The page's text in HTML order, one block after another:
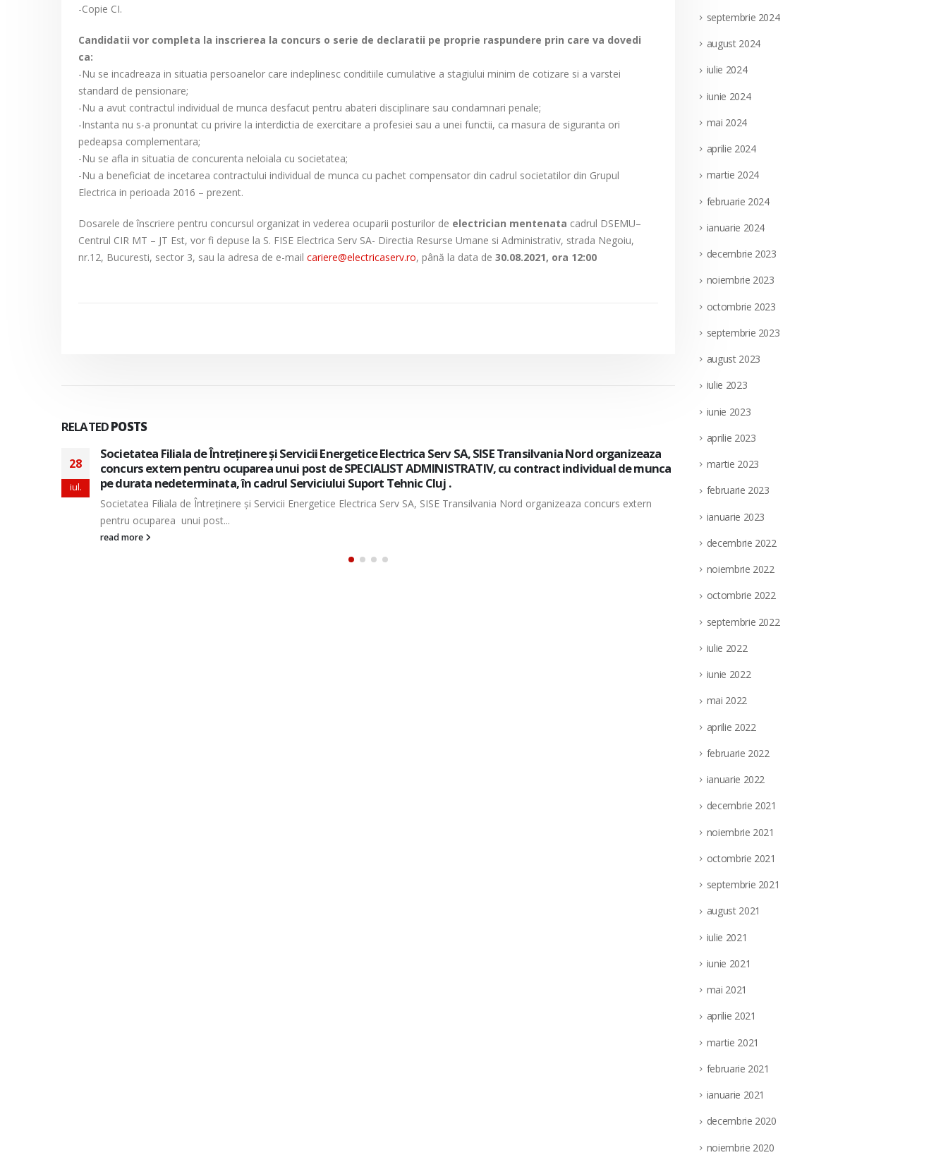
-Copie CI.
Candidatii vor completa la inscrierea la concurs o serie de declaratii pe proprie raspundere prin care va dovedi
ca:
-Nu se incadreaza in situatia persoanelor care indeplinesc conditiile cumulative a stagiului minim de cotizare si a varstei
standard de pensionare;
-Nu a avut contractul individual de munca desfacut pentru abateri disciplinare sau condamnari penale;
-Instanta nu s-a pronuntat cu privire la interdictia de exercitare a profesiei sau a unei functii, ca masura de siguranta ori
pedeapsa complementara;
-Nu se afla in situatia de concurenta neloiala cu societatea;
-Nu a beneficiat de incetarea contractului individual de munca cu pachet compensator din cadrul societatilor din Grupul
Electrica in perioada 2016 – prezent.
Dosarele de înscriere pentru concursul organizat in vederea ocuparii posturilor de electrician mentenata cadrul DSEMU–
Centrul CIR MT – JT Est, vor fi depuse la S. FISE Electrica Serv SA- Directia Resurse Umane si Administrativ, strada Negoiu,
nr.12, Bucuresti, sector 3, sau la adresa de e-mail cariere@electricaserv.ro, până la data de 30.08.2021, ora 12:00
RELATEDPOSTS
28
iul.
Societatea Filiala de Întreţinere şi Servicii Energetice Electrica Serv SA, organizeaza concurs intern/extern
pentru ocuparea a doua posturi vacante de electrician mentenanta, cu contract individual de munca pe
perioada nedeterminata, in cadrul Directiei Muntenia Sud-Oltenia– Centrul 110 kV.
Societatea Filiala de Întreţinere şi Servicii Energetice Electrica Serv SA, organizeaza concurs intern/extern pentru ocuparea a
doua posturi vacante de...
read more
28
iul.
pentru ocuparea unui post vacant de
nedeterminata, in cadrul Directiei
(punct de lucru: localitatea Targu Jiu,
Societatea Filiala de Întreţinere şi Servicii
septembrie 2024
august 2024
iulie 2024
iunie 2024
mai 2024
aprilie 2024
martie 2024
februarie 2024
ianuarie 2024
decembrie 2023
noiembrie 2023
octombrie 2023
septembrie 2023
august 2023
iulie 2023
iunie 2023
aprilie 2023
martie 2023
februarie 2023
ianuarie 2023
decembrie 2022
noiembrie 2022
octombrie 2022
septembrie 2022
iulie 2022
iunie 2022
mai 2022
aprilie 2022
februarie 2022
ianuarie 2022
decembrie 2021
noiembrie 2021
octombrie 2021
septembrie 2021
august 2021
iulie 2021
iunie 2021
mai 2021
aprilie 2021
martie 2021
februarie 2021
ianuarie 2021
decembrie 2020
noiembrie 2020